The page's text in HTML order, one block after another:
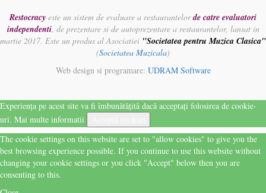
Restocracy este un sistem de evaluare a restaurantelorde catre evaluatori
independenti, de prezentare si de autoprezentare a restaurantelor, lansat in
martie 2017. Este un produs al Asociatiei "Societatea pentru Muzica Clasica"
(Societatea Muzicala)
Web design si programare: UDRAM Software
Experiența pe acest site va fi îmbunătățită dacă acceptați folosirea de cookie-
uri. Mai multe informatii
The cookie settings on this website are set to "allow cookies" to give you the
best browsing experience possible. If you continue to use this website without
changing your cookie settings or you click "Accept" below then you are
consenting to this.